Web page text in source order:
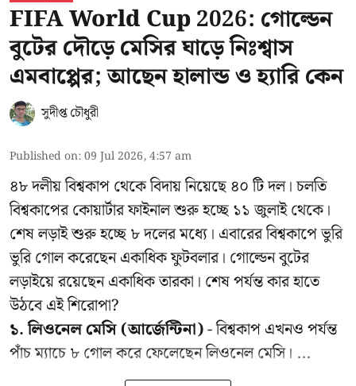
FIFA World Cup 2026: গোল্ডেন
বুটের দৌড়ে মেসির ঘাড়ে নিঃশ্বাস
এমবাপ্পের; আছেন হালান্ড ও হ্যারি কেন
সুদীপ্ত চৌধুরী
Published on:09 Jul 2026, 4:57 am
৪৮ দলীয় বিশ্বকাপ থেকে বিদায় নিয়েছে ৪০ টি দল। চলতি
বিশ্বকাপের কোয়ার্টার ফাইনাল শুরু হচ্ছে ১১ জুলাই থেকে।
শেষ লড়াই শুরু হচ্ছে ৮ দলের মধ্যে। এবারের বিশ্বকাপে ভুরি
ভুরি গোল করেছেন একাধিক ফুটবলার। গোল্ডেন বুটের
লড়াইয়ে রয়েছেন একাধিক তারকা। শেষ পর্যন্ত কার হাতে
উঠবে এই শিরোপা?
১. লিওনেল মেসি (আর্জেন্টিনা)- বিশ্বকাপ এখনও পর্যন্ত
পাঁচ ম্যাচে ৮ গোল করে ফেলেছেন লিওনেল মেসি। ...